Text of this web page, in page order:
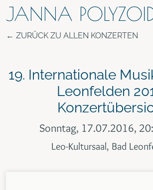
JANNA
ZURÜCK ZU ALLEN KONZERTEN
19. Internationale
Leonfelden
Sonntag, 17.07.2016,
Leo-Kultursaal, Bad